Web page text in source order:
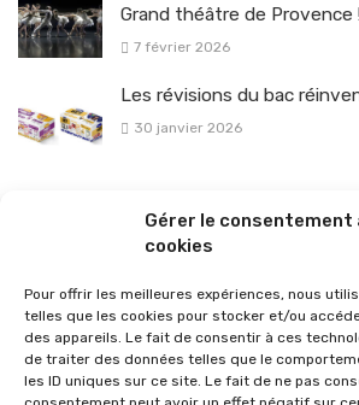
Gérer le consentement
cookies
Pour offrir les meilleures expériences, nous
telles que les cookies pour stocker et/ou
des appareils. Le fait de consentir à ces
de traiter des données telles que le
les ID uniques sur ce site. Le fait de ne pas
Grand théâtre de Provence
7 février 2026
Les révisions du bac
30 janvier 2026